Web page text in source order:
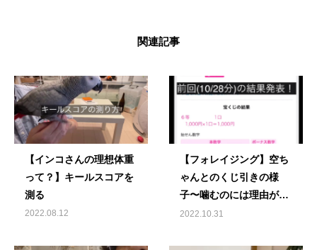
関連記事
【インコさんの理想体重
って？】キールスコアを
測る
2022.08.12
【フォレイジング】空ち
ゃんとのくじ引きの様
子〜噛むのには理由があ
る
2022.10.31